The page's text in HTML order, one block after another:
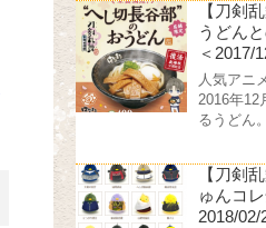
【刀剣
うどん
＜2017/
人気アニ
2016年12
るうどん
【刀剣
ゅんコ
2018/02/